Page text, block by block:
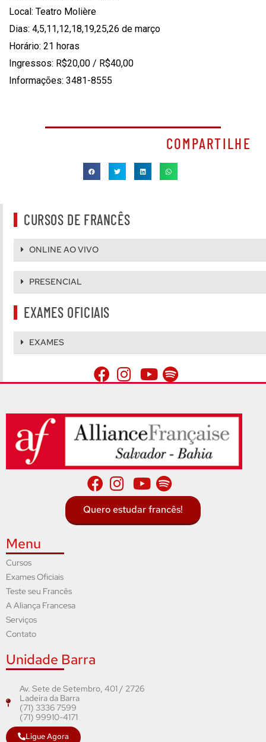
Local: Teatro Molière
Dias: 4,5,11,12,18,19,25,26 de março
Horário: 21 horas
Ingressos: R$20,00 / R$40,00
Informações: 3481-8555
COMPARTILHE
CURSOS DE FRANCÊS
ONLINE AO VIVO
PRESENCIAL
EXAMES OFICIAIS
EXAMES
Quero estudar francês!
Menu
Cursos
Exames Oficiais
Teste seu Francês
A Aliança Francesa
Serviços
Contato
Unidade Barra
Av. Sete de Setembro, 401 / 2726
Ladeira da Barra
(71) 3336 7599
(71) 99910-4171
Ligue Agora